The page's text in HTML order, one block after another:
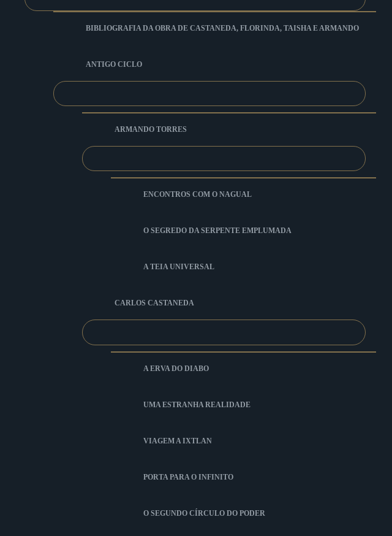
BIBLIOGRAFIA DA OBRA DE CASTANEDA, FLORINDA, TAISHA E ARMANDO
ANTIGO CICLO
ARMANDO TORRES
ENCONTROS COM O NAGUAL
O SEGREDO DA SERPENTE EMPLUMADA
A TEIA UNIVERSAL
CARLOS CASTANEDA
A ERVA DO DIABO
UMA ESTRANHA REALIDADE
VIAGEM A IXTLAN
PORTA PARA O INFINITO
O SEGUNDO CÍRCULO DO PODER